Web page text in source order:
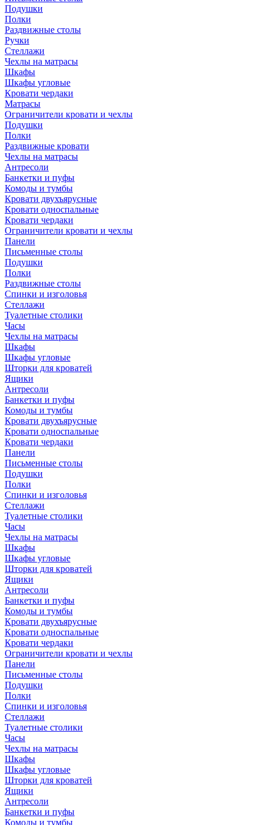
Подушки
Полки
Раздвижные столы
Ручки
Стеллажи
Чехлы на матрасы
Шкафы
Шкафы угловые
Кровати чердаки
Матрасы
Ограничители кровати и чехлы
Подушки
Полки
Раздвижные кровати
Чехлы на матрасы
Антресоли
Банкетки и пуфы
Комоды и тумбы
Кровати двухъярусные
Кровати односпальные
Кровати чердаки
Ограничители кровати и чехлы
Панели
Письменные столы
Подушки
Полки
Раздвижные столы
Спинки и изголовья
Стеллажи
Туалетные столики
Часы
Чехлы на матрасы
Шкафы
Шкафы угловые
Шторки для кроватей
Ящики
Антресоли
Банкетки и пуфы
Комоды и тумбы
Кровати двухъярусные
Кровати односпальные
Кровати чердаки
Панели
Письменные столы
Подушки
Полки
Спинки и изголовья
Стеллажи
Туалетные столики
Часы
Чехлы на матрасы
Шкафы
Шкафы угловые
Шторки для кроватей
Ящики
Антресоли
Банкетки и пуфы
Комоды и тумбы
Кровати двухъярусные
Кровати односпальные
Кровати чердаки
Ограничители кровати и чехлы
Панели
Письменные столы
Подушки
Полки
Спинки и изголовья
Стеллажи
Туалетные столики
Часы
Чехлы на матрасы
Шкафы
Шкафы угловые
Шторки для кроватей
Ящики
Антресоли
Банкетки и пуфы
Комоды и тумбы